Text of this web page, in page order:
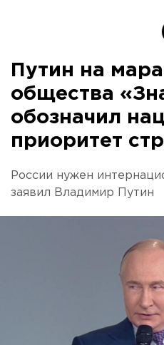
Путин на
общества
обозначил
приоритет
России нужен
заявил Владимир Путин